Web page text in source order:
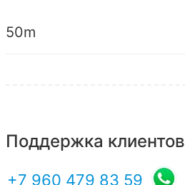
50m
Поддержка клиентов
+7 960 479 83 59